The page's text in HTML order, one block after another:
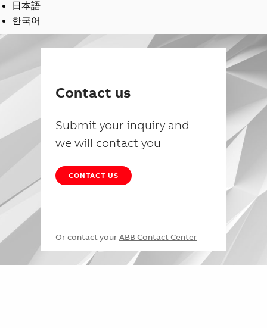
日本語
한국어
Contact us
Submit your inquiry and
we will contact you
CONTACT US
Or contact your ABB Contact Center